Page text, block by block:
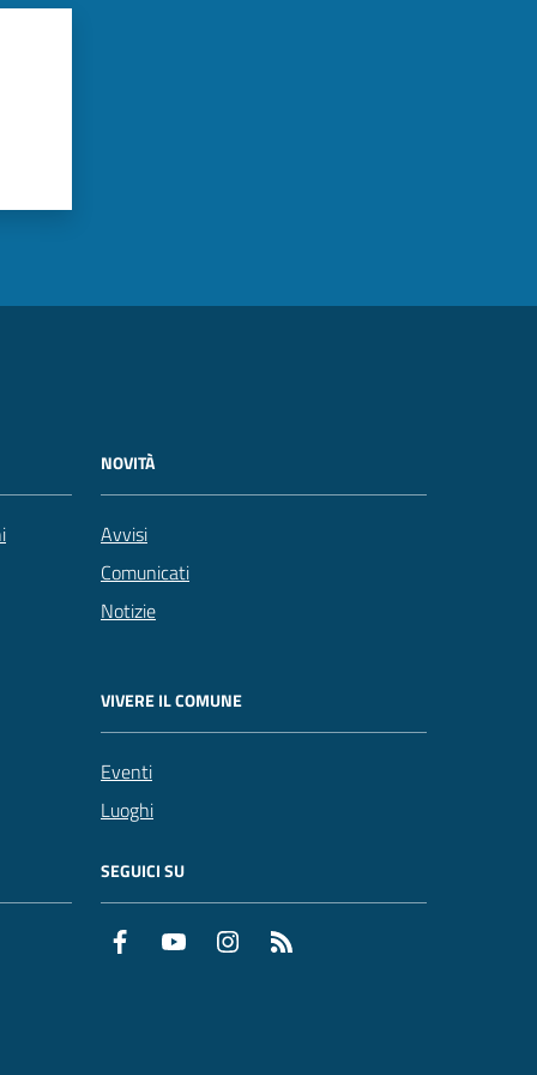
NOVITÀ
Avvisi
Comunicati
Notizie
VIVERE IL COMUNE
Eventi
Luoghi
SEGUICI SU
Facebook YouTube Instagram